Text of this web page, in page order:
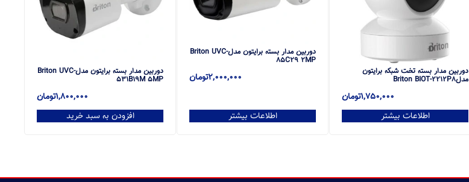
دوربین مدار بسته تخت شبکه برایتون
مدلBriton BIOT-2212P8
1,750,000تومان
اطلاعات بیشتر
دوربین مدار بسته برایتون مدلBriton UVC-
85C29 2MP
2,000,000تومان
اطلاعات بیشتر
دوربین مدار بسته برایتون مدلBriton UVC-
531B19M 5MP
1,800,000تومان
افزودن به سبد خرید